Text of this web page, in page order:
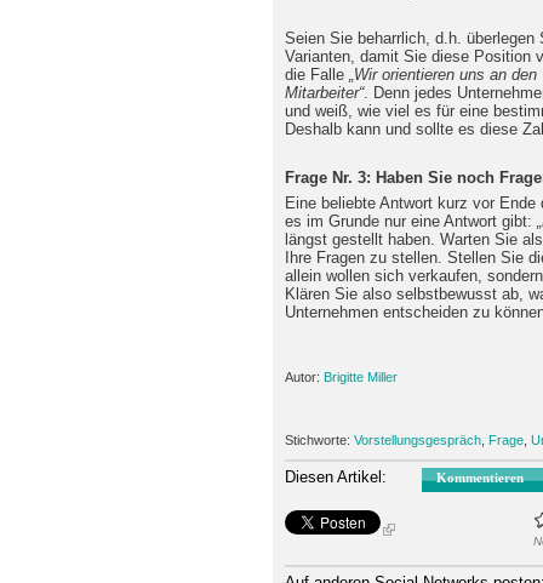
Seien Sie beharrlich, d.h.
Varianten, damit Sie diese Position
die Falle „Wir orientieren uns an
Mitarbeiter“. Denn jedes
und weiß, wie viel es für eine
Deshalb kann und sollte es diese
Frage Nr. 3: Haben Sie noch
Eine beliebte Antwort kurz vor
es im Grunde nur eine Antwort gibt:
längst gestellt haben. Warten Sie
Ihre Fragen zu stellen. Stellen Sie
allein wollen sich verkaufen,
Klären Sie also selbstbewusst ab,
Unternehmen entscheiden zu
Autor: Brigitte Miller
Stichworte: Vorstellungsgespräch Frage
Diesen Artikel: Kommentieren